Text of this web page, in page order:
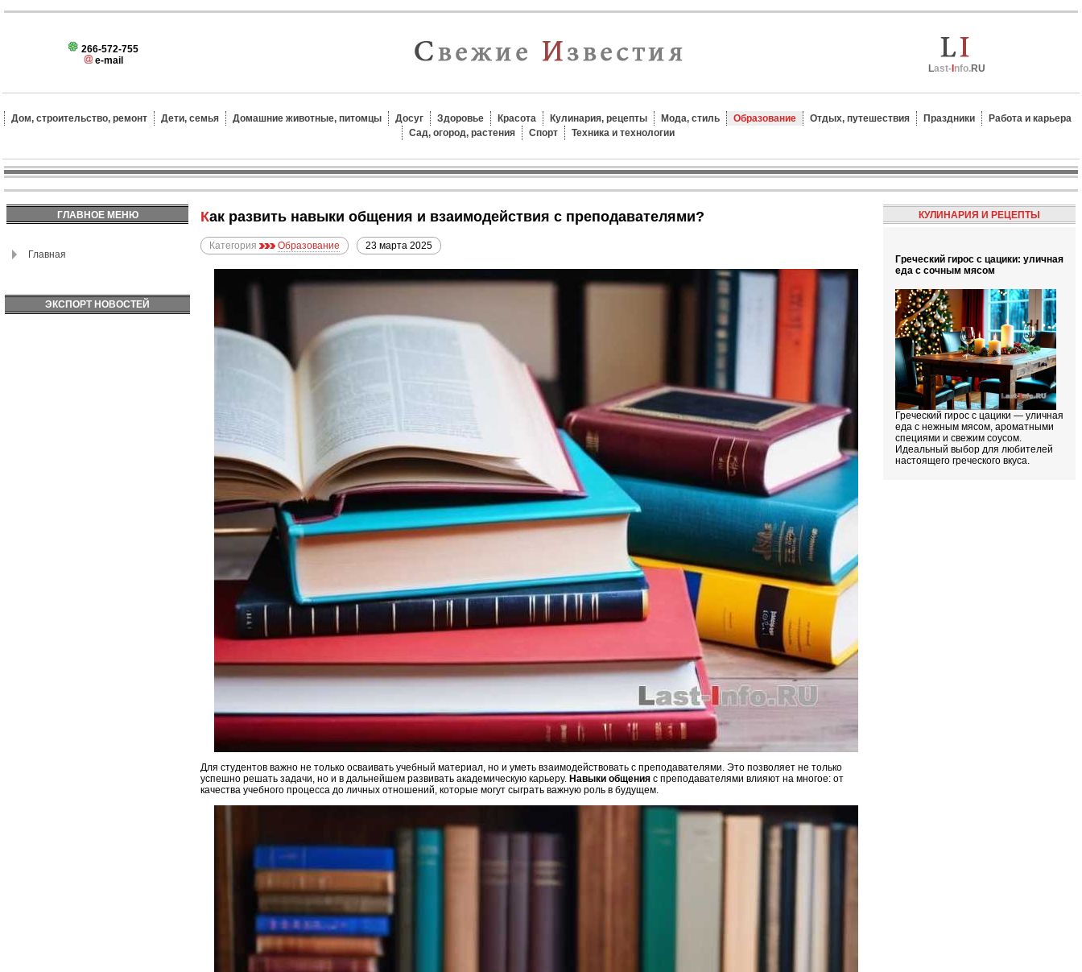
266-572-755
e-mail
Last- nfo.RU
Дом, строительство, ремонт Дети, семья Домашние животные, питомцы Досуг Здоровье Красота Кулинария, рецепты Мода, стиль Образование Отдых, путешествия Праздники
Работа и карьера
Сад, огород, растения
Спорт Техника и технологии
ГЛАВНОЕ МЕНЮ
Главная
ЭКСПОРТ НОВОСТЕЙ
Как развить навыки общения и взаимодействия с преподавателями?
Категория Образование 23 марта 2025
Для студентов важно не только осваивать учебный материал, но и уметь взаимодействовать с преподавателями. Это позволяет не только
успешно решать задачи, но и в дальнейшем развивать академическую карьеру. Навыки общения с преподавателями влияют на многое: от
качества учебного процесса до личных отношений, которые могут сыграть важную роль в будущем.
КУЛИНАРИЯ И РЕЦЕПТЫ
Греческий гирос с цацики: уличная
еда с сочным мясом
Греческий гирос с цацики — уличная
еда с нежным мясом, ароматными
специями и свежим соусом.
Идеальный выбор для любителей
настоящего греческого вкуса.